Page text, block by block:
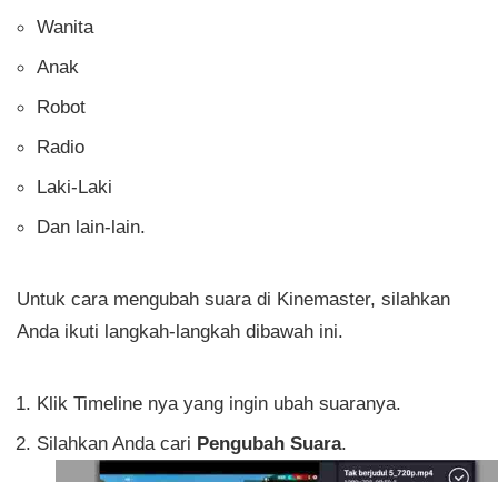
Wanita
Anak
Robot
Radio
Laki-Laki
Dan lain-lain.
Untuk cara mengubah suara di Kinemaster, silahkan
Anda ikuti langkah-langkah dibawah ini.
Klik Timeline nya yang ingin ubah suaranya.
Silahkan Anda cari Pengubah Suara.